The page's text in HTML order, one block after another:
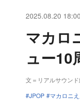
2025.08.20 18:00
マカロ
ュー10
文＝リアルサウン
JPOP
マカロニ